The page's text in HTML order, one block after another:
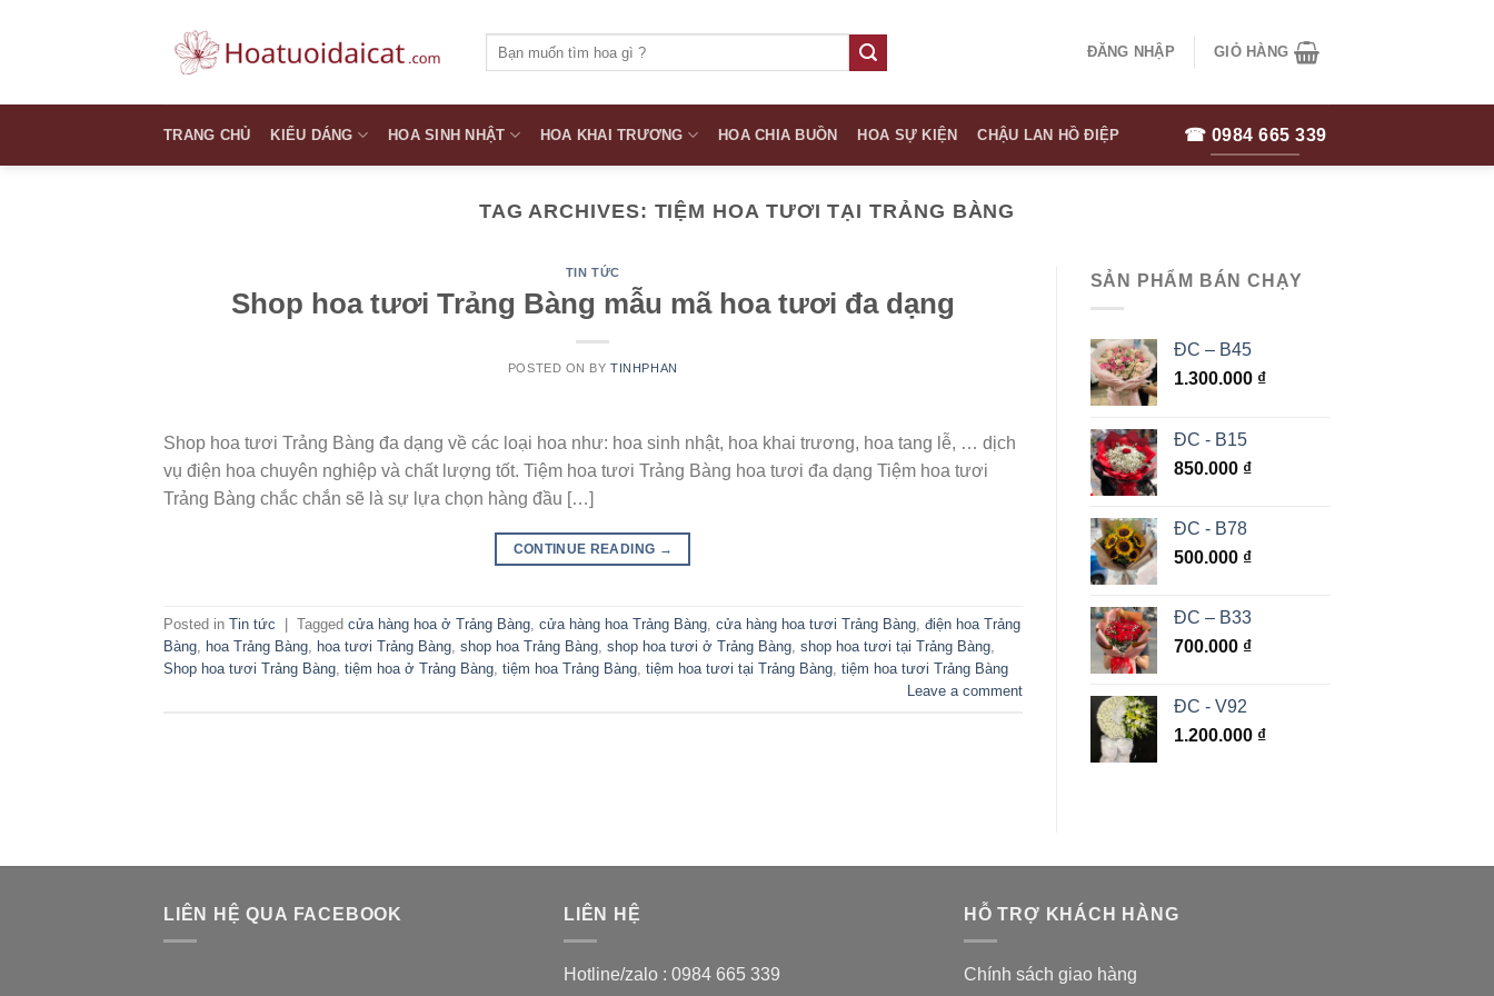
kiếm:
ĐĂNG NHẬP GIỎ HÀNG
TRANG CHỦ KIỂU DÁNG HOA SINH NHẬT HOA KHAI TRƯƠNG HOA CHIA BUỒN HOA SỰ KIỆN CHẬU LAN HỒ ĐIỆP ☎ 0984 665 339
TAG ARCHIVES: TIỆM HOA TƯƠI TẠI TRẢNG BÀNG
TIN TỨC
Shop hoa tươi Trảng Bàng mẫu mã hoa tươi đa dạng
POSTED ON BYTINHPHAN
Shop hoa tươi Trảng Bàng đa dạng về các loại hoa như: hoa sinh nhật, hoa khai trương, hoa tang lễ, … dịch
vụ điện hoa chuyên nghiệp và chất lượng tốt. Tiệm hoa tươi Trảng Bàng hoa tươi đa dạng Tiệm hoa tươi
Trảng Bàng chắc chắn sẽ là sự lựa chọn hàng đầu […]
CONTINUE READING →
Posted in Tin tức Tagged cửa hàng hoa ở Trảng Bàng, cửa hàng hoa Trảng Bàng, cửa hàng hoa tươi Trảng Bàng, điện hoa Trảng
Bàng, hoa Trảng Bàng, hoa tươi Trảng Bàng, shop hoa Trảng Bàng, shop hoa tươi ở Trảng Bàng, shop hoa tươi tại Trảng Bàng,
Shop hoa tươi Trảng Bàng, tiệm hoa ở Trảng Bàng, tiệm hoa Trảng Bàng, tiệm hoa tươi tại Trảng Bàng, tiệm hoa tươi Trảng Bàng
Leave a comment
SẢN PHẨM BÁN CHẠY
ĐC – B45
1.300.000 ₫
ĐC - B15
850.000 ₫
ĐC - B78
500.000 ₫
ĐC – B33
700.000 ₫
ĐC - V92
1.200.000 ₫
LIÊN HỆ QUA FACEBOOK LIÊN HỆ
Hotline/zalo : 0984 665 339
HỖ TRỢ KHÁCH HÀNG
Chính sách giao hàng